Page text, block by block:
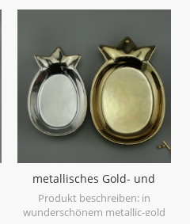
storage in kitchen.
metallisches Gold- und
Silberananas-Schmuckteller
Produkt beschreiben: in
wunderschönem metallic-gold